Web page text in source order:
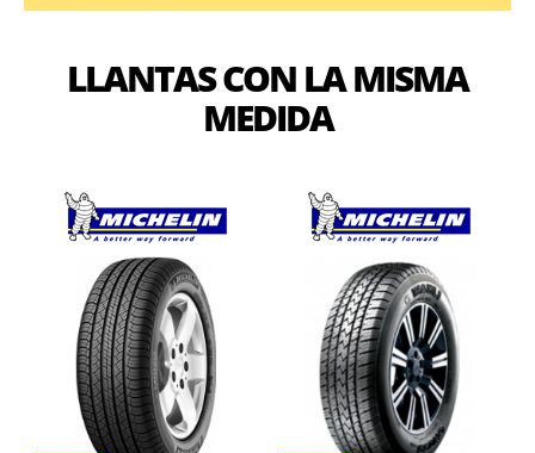
LLANTAS CON LA MISMA
MEDIDA